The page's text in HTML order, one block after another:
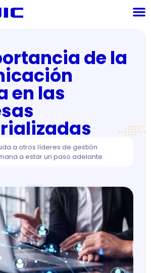
de la
en las
a otros líderes de gestión
a estar un paso adelante.